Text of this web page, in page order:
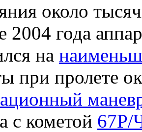
около
2004 года
на
при пролете
с кометой 67P/